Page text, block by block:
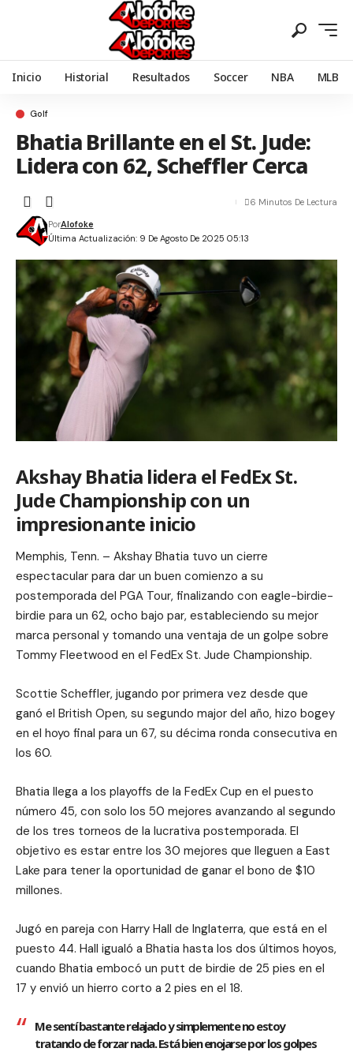
Inicio Historial Resultados Soccer NBA MLB
Golf
Bhatia Brillante en el St. Jude:
Lidera con 62, Scheffler Cerca
Última Actualización: 9 De Agosto De 2025 05:13
PorAlofoke
6 Minutos De Lectura
Akshay Bhatia lidera el FedEx St.
Jude Championship con un
impresionante inicio
Memphis, Tenn. – Akshay Bhatia tuvo un cierre
espectacular para dar un buen comienzo a su
postemporada del PGA Tour, finalizando con eagle-birdie-
birdie para un 62, ocho bajo par, estableciendo su mejor
marca personal y tomando una ventaja de un golpe sobre
Tommy Fleetwood en el FedEx St. Jude Championship.
Scottie Scheffler, jugando por primera vez desde que
ganó el British Open, su segundo major del año, hizo bogey
en el hoyo final para un 67, su décima ronda consecutiva en
los 60.
Bhatia llega a los playoffs de la FedEx Cup en el puesto
número 45, con solo los 50 mejores avanzando al segundo
de los tres torneos de la lucrativa postemporada. El
objetivo es estar entre los 30 mejores que lleguen a East
Lake para tener la oportunidad de ganar el bono de $10
millones.
Jugó en pareja con Harry Hall de Inglaterra, que está en el
puesto 44. Hall igualó a Bhatia hasta los dos últimos hoyos,
cuando Bhatia embocó un putt de birdie de 25 pies en el
17 y envió un hierro corto a 2 pies en el 18.
Me sentí bastante relajado y simplemente no estoy
tratando de forzar nada. Está bien enojarse por los golpes